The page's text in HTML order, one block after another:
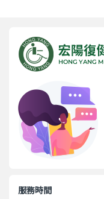
服務時間